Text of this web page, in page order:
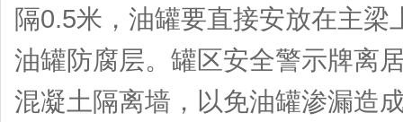
隔0.5米，油罐要直接安放在主
油罐防腐层。罐区安全警示牌离
混凝土隔离墙，以免油罐渗漏造